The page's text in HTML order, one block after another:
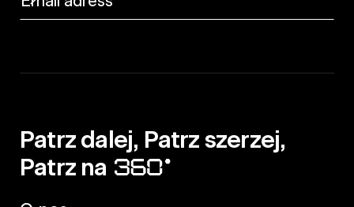
Patrz dalej, Patrz szerzej,
Patrz na